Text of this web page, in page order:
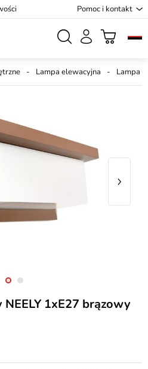
Pomoc i kontakt
Lampa elewacyjna Lampa
1xE27 brązowy